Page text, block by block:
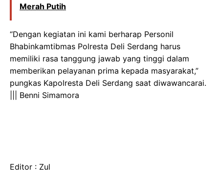
Merah Putih
“Dengan kegiatan ini kami berharap Personil
Bhabinkamtibmas Polresta Deli Serdang harus
memiliki rasa tanggung jawab yang tinggi dalam
memberikan pelayanan prima kepada masyarakat,”
pungkas Kapolresta Deli Serdang saat diwawancarai.
||| Benni Simamora
Editor : Zul